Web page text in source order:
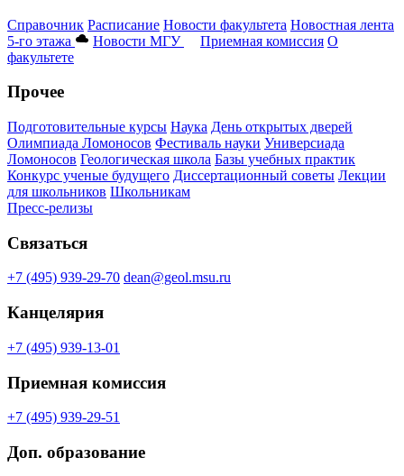
Справочник Расписание Новости факультета Новостная лента
5-го этажа
Новости МГУ Приемная комиссия О
факультете
Прочее
Подготовительные курсы Наука День открытых дверей
Олимпиада Ломоносов Фестиваль науки Универсиада
Ломоносов Геологическая школа Базы учебных практик
Конкурс ученые будущего Диссертационный советы Лекции
для школьников Школьникам
Пресс-релизы
Связаться
+7 (495) 939-29-70 dean@geol.msu.ru
Канцелярия
+7 (495) 939-13-01
Приемная комиссия
+7 (495) 939-29-51
Доп. образование